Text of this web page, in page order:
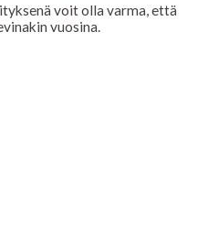
voit olla varma, että
vuosina.